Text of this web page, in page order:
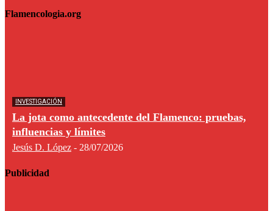
Flamencologia.org
INVESTIGACIÓN
La jota como antecedente del Flamenco: pruebas,
influencias y límites
Jesús D. López - 28/07/2026
Publicidad